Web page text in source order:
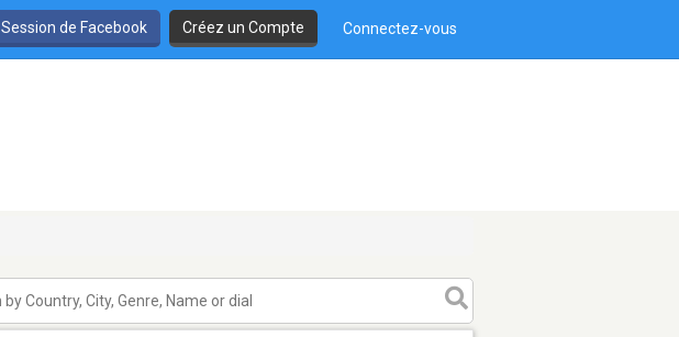
Session de Facebook Créez un Compte Connectez-vous